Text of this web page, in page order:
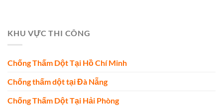
KHU VỰC THI CÔNG
Chống Thấm Dột Tại Hồ Chí Minh
Chống thấm dột tại Đà Nẵng
Chống Thấm Dột Tại Hải Phòng